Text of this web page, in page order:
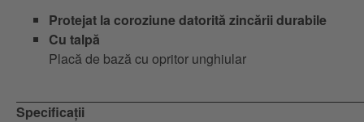
Protejat la coroziune datorită zincării durabile
Cu talpă
Placă de bază cu opritor unghiular
Specificații